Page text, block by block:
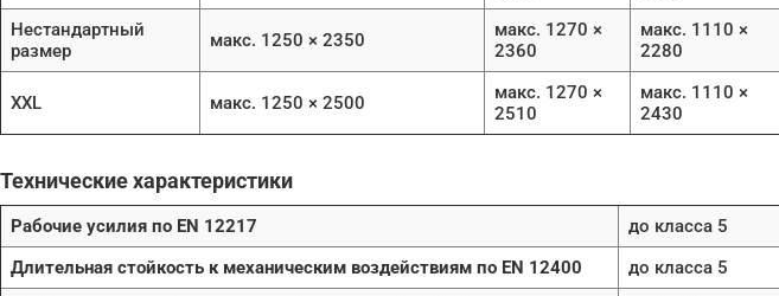
Нестандартный
размер
макс. 1250 × 2350
макс. 1270 ×
2360
макс. 1110 ×
2280
XXL макс. 1250 × 2500
макс. 1270 ×
2510
макс. 1110 ×
2430
Технические характеристики
Рабочие усилия по EN 12217
до класса 5
Длительная стойкость к механическим воздействиям по EN 12400
до класса 5